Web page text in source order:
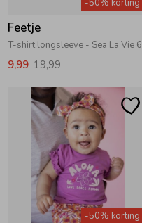
-50% korting
Feetje
9,99 19,99
-50% korting